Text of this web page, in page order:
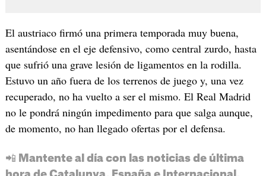
El austriaco firmó una primera temporada muy buena,
asentándose en el eje defensivo, como central zurdo, hasta
que sufrió una grave lesión de ligamentos en la rodilla.
Estuvo un año fuera de los terrenos de juego y, una vez
recuperado, no ha vuelto a ser el mismo. El Real Madrid
no le pondrá ningún impedimento para que salga aunque,
de momento, no han llegado ofertas por el defensa.
📲 Mantente al día con las noticias de última